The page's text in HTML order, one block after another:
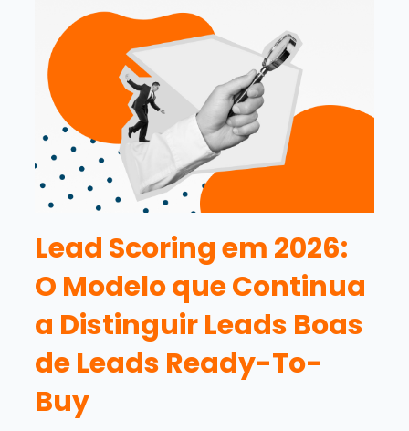
Lead Scoring em 2026:
O Modelo que Continua
a Distinguir Leads Boas
de Leads Ready-To-
Buy